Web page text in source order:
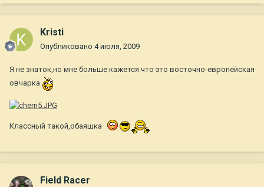
Kristi
Опубликовано 4 июля, 2009
Я не знаток,но мне больше кажется что это восточно-европейская
овчарка
Классный такой,обаяшка
Field Racer